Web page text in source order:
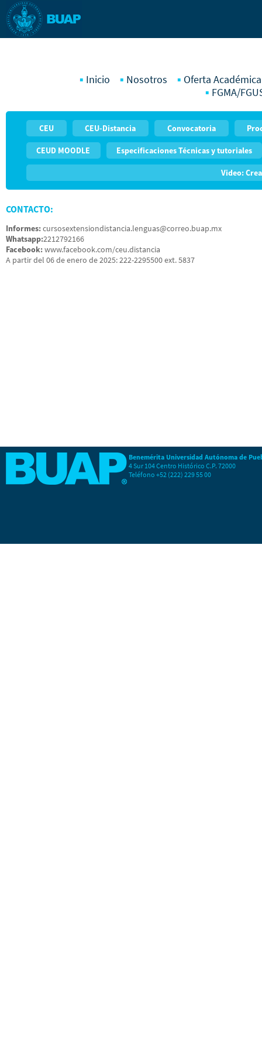
Inicio Nosotros
Oferta Académica
FGMA/
CEU CEU-Distancia Convocatoria
CEUD MOODLE Especificaciones Técnicas y tutoriales
Video:
CONTACTO:
Informes:cursosextensiondistancia.lenguas@correo.buap.mx
Whatsapp:2212792166
Facebook:www.facebook.com/ceu.distancia
A partir del 06 de enero de 2025: 222-2295500 ext. 5837
Benemérita Universidad Autónoma de
4 Sur 104 Centro Histórico C.P. 72000
Teléfono +52 (222) 229 55 00